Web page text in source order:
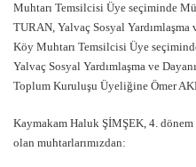
Muhtarı Temsilcisi Üye seçiminde
TURAN, Yalvaç Sosyal
Köy Muhtarı Temsilcisi Üye
Yalvaç Sosyal Yardımlaşma ve
Toplum Kuruluşu Üyeliğine Ömer
Kaymakam Haluk ŞİMŞEK, 4.
olan muhtarlarımızdan: